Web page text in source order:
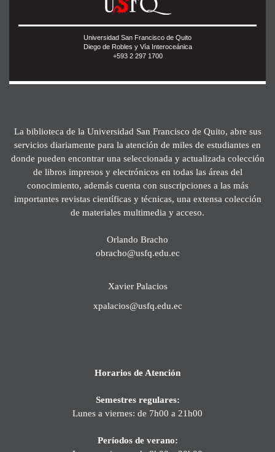
Universidad San Francisco de Quito
Diego de Robles y Vía Interoceánica
+593 2 297 1700
La biblioteca de la Universidad San Francisco de Quito, abre sus
servicios diariamente para la atención de miles de estudiantes en
donde pueden encontrar una seleccionada y actualizada colección
de libros impresos y electrónicos en todas las áreas del
conocimiento, además cuenta con suscripciones a las más
importantes revistas científicas y técnicas, una extensa colección
de materiales multimedia y acceso.
Orlando Bracho
obracho@usfq.edu.ec
Xavier Palacios
xpalacios@usfq.edu.ec
Horarios de Atención
Semestres regulares:
Lunes a viernes: de 7h00 a 21h00
Períodos de verano: